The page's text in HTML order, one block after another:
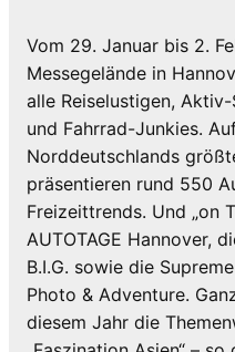
Vom 29. Januar bis 2.
Messegelände in
alle Reiselustigen,
und Fahrrad-Junkies.
Norddeutschlands
präsentieren rund 550
Freizeittrends. Und „on
AUTOTAGE Hannover,
B.I.G. sowie die
Photo & Adventure.
diesem Jahr die